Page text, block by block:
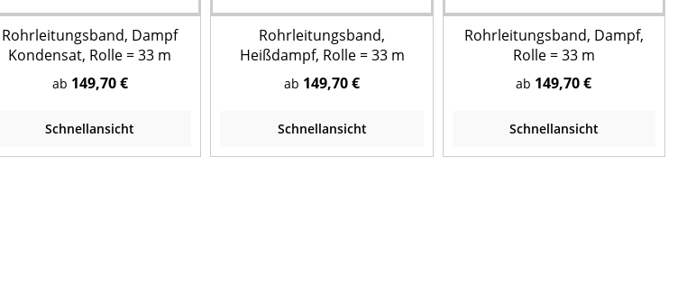
Rohrleitungsband, Dampf
Kondensat, Rolle = 33 m
ab 149,70 €
Schnellansicht
Rohrleitungsband,
Heißdampf, Rolle = 33 m
ab 149,70 €
Schnellansicht
Rohrleitungsband, Dampf,
Rolle = 33 m
ab 149,70 €
Schnellansicht